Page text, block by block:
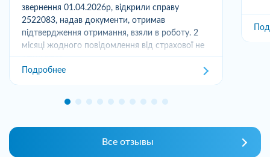
звернення 01.04.2026р, відкрили справу
2522083, надав документи, отримав
підтвердження отримання, взяли в роботу. 2
місяці жодного повідомлення від страхової не
отримував,...
Подробнее
Все отзывы